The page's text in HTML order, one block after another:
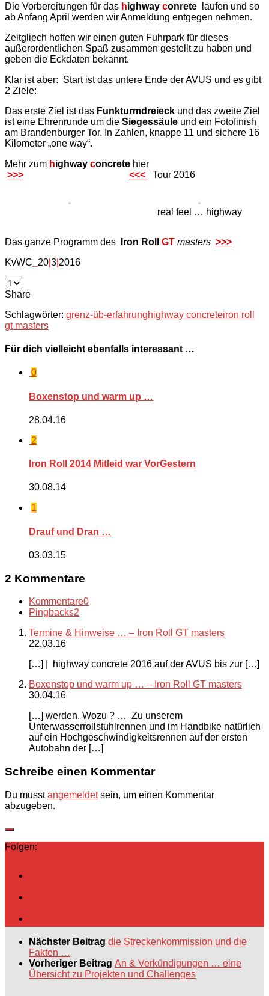
Die Vorbereitungen für das highway conrete
laufen und so
ab Anfang April werden wir Anmeldung entgegen nehmen.
Zeitgliech hoffen wir einen guten Fuhrpark für dieses
außerordentlichen Spaß zusammen gestellt zu haben und
geben die Eckdaten bekannt.
Klar ist aber: Start ist das untere Ende der AVUS und es gibt
2 Ziele:
Das erste Ziel ist das Funkturmdreieck und das zweite Ziel
ist eine Ehrenrunde um die Siegessäule und ein Fotofinish
am Brandenburger Tor. In Zahlen, knappe 11 und sichere 16
Kilometer „one way“.
Mehr zum highway concrete hier
>>>
<<< Tour 2016
real feel … highway
Das ganze Programm des Iron Roll GT masters >>>
KvWC
20 3 2016
Share
Schlagwörter: grenz-üb-erfahrunghighway concreteiron roll
gt masters
Für dich vielleicht ebenfalls interessant …
0
Boxenstop und warm up …
28.04.16
2
Iron Roll 2014 Mitleid war VorGestern
30.08.14
1
Drauf und Dran …
03.03.15
2 Kommentare
Kommentare0
Pingbacks2
Termine & Hinweise … – Iron Roll GT masters
22.03.16
[…] | highway concrete 2016 auf der AVUS bis zur […]
Boxenstop und warm up … – Iron Roll GT masters
30.04.16
[…] werden. Wozu ? … Zu unserem
Unterwasserrollstuhlrennen und im Handbike natürlich
auf ein Hochgeschwindigkeitsrennen auf der ersten
Autobahn der […]
Schreibe einen Kommentar
Du musstangemeldetsein, um einen Kommentar
abzugeben.
Folgen:
Nächster Beitrag die Streckenkommission und die
Fakten …
Vorheriger Beitrag An & Verkündigungen … eine
Übersicht zu Projekten und Challenges